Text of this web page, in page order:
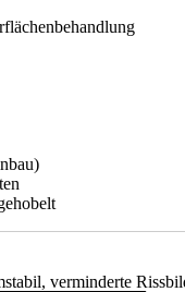
verminderte